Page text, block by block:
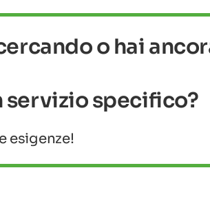
o hai
specifico?
esigenze!